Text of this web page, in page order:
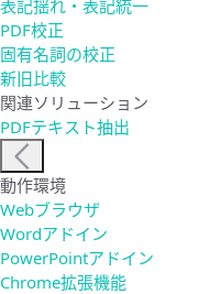
表記揺れ・表記統一
PDF校正
固有名詞の校正
新旧比較
関連ソリューション
PDFテキスト抽出
動作環境
Webブラウザ
Wordアドイン
PowerPointアドイン
Chrome拡張機能